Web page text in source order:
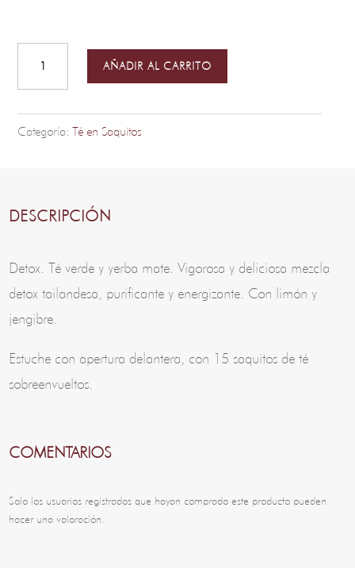
Matea
Té
Premium
AÑADIR AL CARRITO
Categoría: Té en Saquitos
DESCRIPCIÓN
Detox. Té verde y yerba mate. Vigorosa y deliciosa mezcla
detox tailandesa, purificante y energizante. Con limón y
jengibre.
Estuche con apertura delantera, con 15 saquitos de té
sobreenvueltos.
COMENTARIOS
Solo los usuarios registrados que hayan comprado este producto pueden
hacer una valoración.